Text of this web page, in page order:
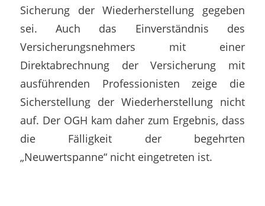
Sicherung der Wiederherstellung gegeben
sei. Auch das Einverständnis des
Versicherungsnehmers mit einer
Direktabrechnung der Versicherung mit
ausführenden Professionisten zeige die
Sicherstellung der Wiederherstellung nicht
auf. Der OGH kam daher zum Ergebnis, dass
die Fälligkeit der begehrten
„Neuwertspanne“ nicht eingetreten ist.